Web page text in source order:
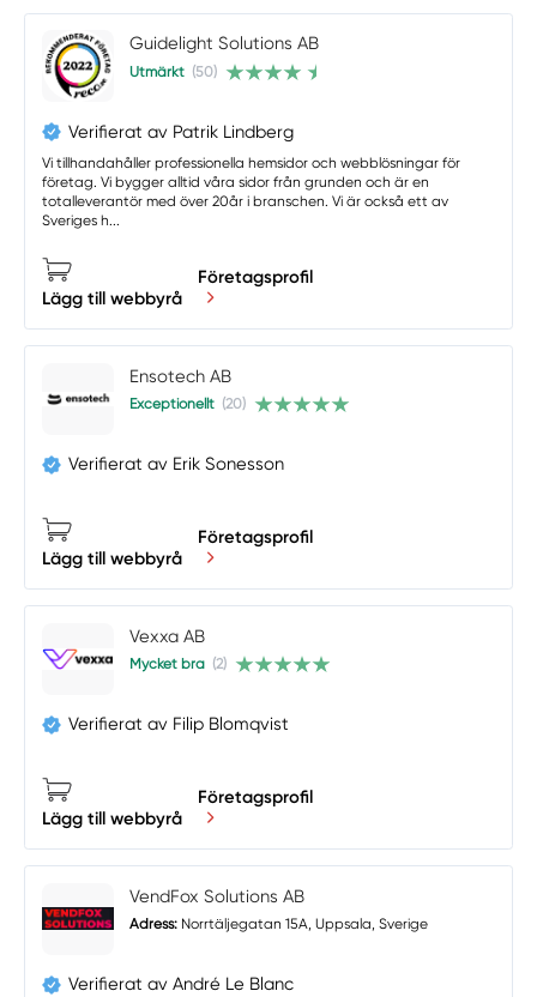
Guidelight Solutions AB
Utmärkt (50)
Verifierat av Patrik Lindberg
Vi tillhandahåller professionella hemsidor och webblösningar för
företag. Vi bygger alltid våra sidor från grunden och är en
totalleverantör med över 20år i branschen. Vi är också ett av
Sveriges h...
Lägg till webbyrå
Företagsprofil
Ensotech AB
Exceptionellt (20)
Verifierat av Erik Sonesson
Lägg till webbyrå
Företagsprofil
Vexxa AB
Mycket bra (2)
Verifierat av Filip Blomqvist
Lägg till webbyrå
Företagsprofil
VendFox Solutions AB
Adress: Norrtäljegatan 15A, Uppsala, Sverige
Verifierat av André Le Blanc